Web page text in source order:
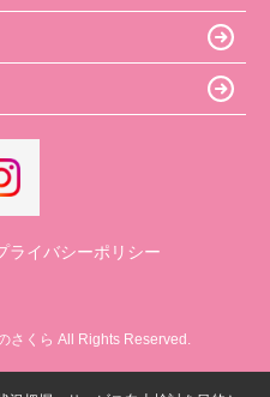
ライバシーポリシー
さくら All Rights Reserved.